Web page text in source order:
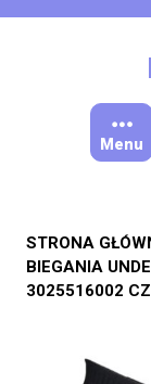
Menu
STRONA
BIEGANIA
3025516002